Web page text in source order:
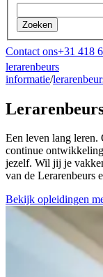
Zoeken
Contact ons+31 418
lerarenbeurs
informatie/
Een leven lang
continue
jezelf. Wil jij je
van de Lerarenbeurs
Bekijk opleidingen